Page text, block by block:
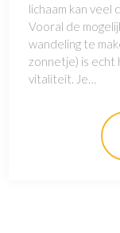
lichaam kan
Vooral de
wandeling te
zonnetje) is echt
vitaliteit. Je…